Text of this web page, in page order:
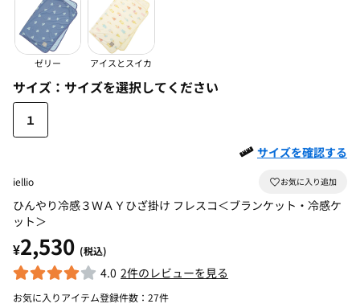
ゼリー アイスとスイカ
サイズ： サイズを選択してください
１
サイズを確認する
iellio
ひんやり冷感３ＷＡＹひざ掛け フレスコ＜ブランケット・冷感ケ
ット＞
¥2,530 (税込)
4.0 2件のレビューを見る
お気に入りアイテム登録件数： 27件